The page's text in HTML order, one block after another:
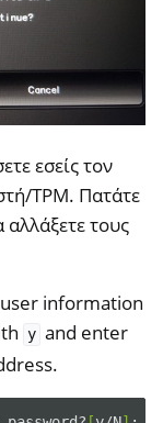
εσείς τον
TPM. Πατάτε
αλλάξετε τους
information
y and enter